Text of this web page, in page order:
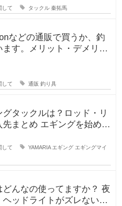
して タックル 秦拓馬
などの通販で買うか、釣
す。メリット・デメリッ
して 通販 釣り具
タックルは？ロッド・リ
ングを始めよ
して YAMARIA エギング エギングマイ
んなの使ってますか？ 夜
ッドライトがズレないよ